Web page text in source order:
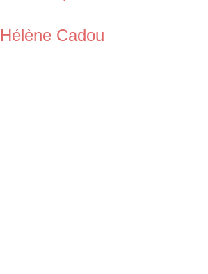
Hélène Cadou